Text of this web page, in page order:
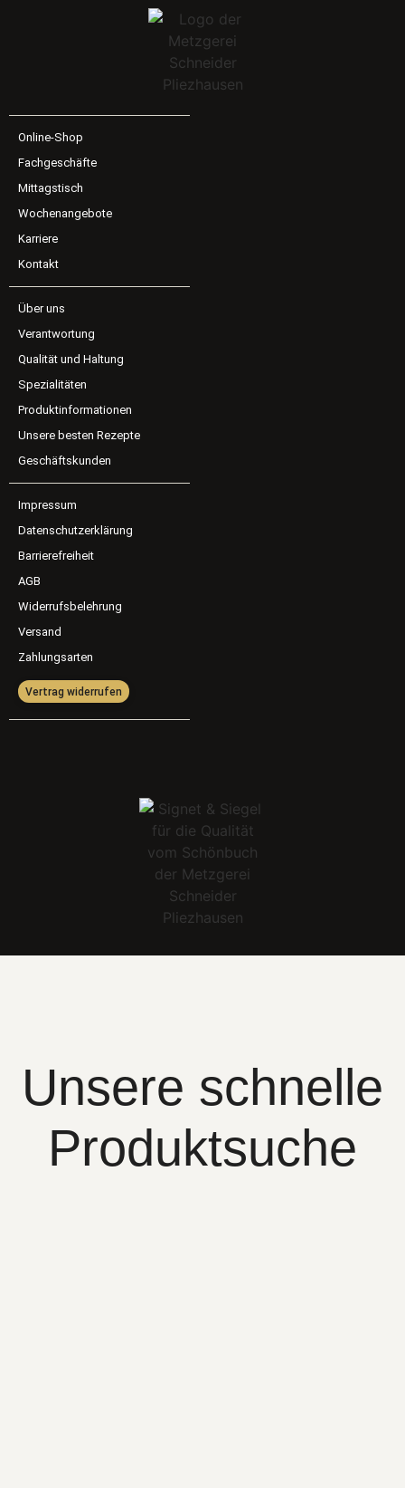
Online-Shop
Fachgeschäfte
Mittagstisch
Wochenangebote
Karriere
Kontakt
Über uns
Verantwortung
Qualität und Haltung
Spezialitäten
Produktinformationen
Unsere besten Rezepte
Geschäftskunden
Impressum
Datenschutzerklärung
Barrierefreiheit
AGB
Widerrufsbelehrung
Versand
Zahlungsarten
Vertrag widerrufen
Unsere schnelle
Produktsuche